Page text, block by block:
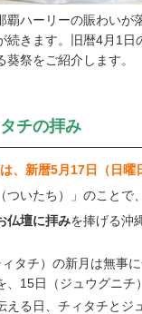
覇ハーリーの賑わいが
続きます。旧暦4月1日
祭をご紹介します。
チの拝み
、新暦5月17日（日曜
ついたち）」のことで
仏壇に拝みを捧げる沖
タチ）の新月は無事
、15日（ジュウグニチ
える日、チィタチとジ